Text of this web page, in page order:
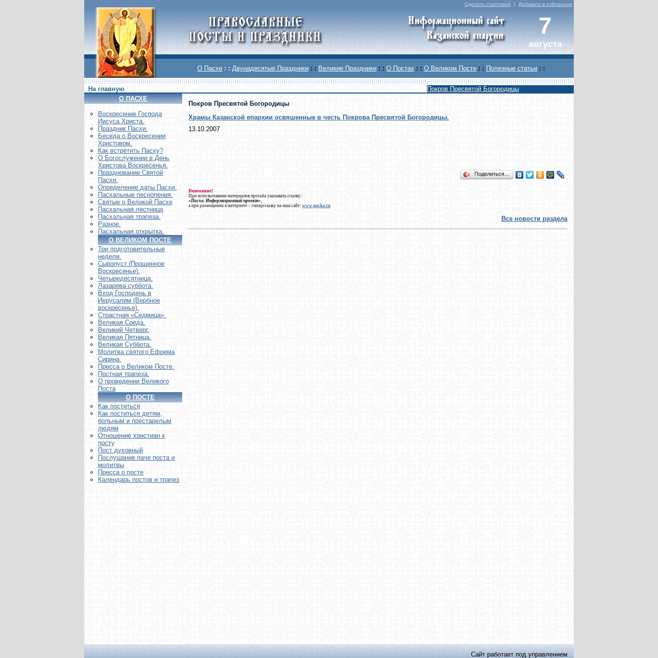
Сделать стартовой | Добавить в избранное
7
августа
О Пасхе : : Двунадесятые Праздники : : Великие Праздники : : О Постах : : О Великом Посте : : Полезные статьи : :
На главную
Покров Пресвятой Богородицы
О ПАСХЕ
Воскреcение Господа
Иисуса Христа.
Праздник Пасхи.
Беседа о Воскресении
Христовом.
Как встретить Пасху?
О Богослужении в День
Христова Воскресенья.
Празднование Святой
Пасхи.
Определение даты Пасхи.
Пасхальные песнопения.
Святые о Великой Пасхе
Пасхальная лестница
Пасхальная трапеза.
Разное.
Пасхальная открытка.
О ВЕЛИКОМ ПОСТЕ
Три подготовительные
недели.
Сыропуст (Прощенное
Воскресенье).
Четыредесятница.
Лазарева суббота.
Вход Господень в
Иерусалим (Вербное
воскресенье).
Страстная «Седмица».
Великая Среда.
Великий Четверг.
Великая Пятница.
Великая Суббота.
Молитва святого Ефрема
Сирина.
Пресса о Великом Посте.
Постная трапеза.
О проведении Великого
Поста
О ПОСТЕ
Как поститься
Как поститься детям,
больным и престарелым
людям
Отношение христиан к
посту
Пост духовный
Послушание паче поста и
молитвы
Пресса о посте
Календарь постов и трапез
Покров Пресвятой Богородицы
Храмы Казанской епархии освяшенные в честь Покрова Пресвятой Богородицы.
13.10.2007
Поделиться…
Внимание!
При использовании материалов просьба указывать ссылку:
«Пасха. Информационный проект»,
а при размещении в интернете – гиперссылку на наш сайт: www.packa.ru
Все новости раздела
Сайт работает под управлением